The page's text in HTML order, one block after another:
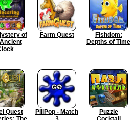
of
Farm Quest
Fishdom:
Depths of Time
Quest
PillPop - Match
Puzzle